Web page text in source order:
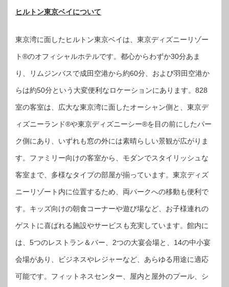
ヒルトン東京ベイについて
東京湾に面したヒルトン東京ベイは、東京ディズニーリゾー
ト®のオフィシャルホテルです。都心からわずか30分あま
り、リムジンバスで成田空港から約60分、および羽田空港か
らは約50分という大変便利なロケーションにあります。828
室の客室は、広大な東京湾に面したオーシャン側と、東京デ
ィズニーランド®や東京ディズニーシー®を目の前にしたパー
ク側にあり、いずれも窓の外には素晴らしい景観が広がりま
す。ファミリー向けの客室から、モダンでスタイリッシュな
客室まで、多様なタイプの部屋が揃っています。東京ディズ
ニーリゾート内に位置するため、両パークへの移動も便利で
す。キッズ向けの朝食コーナーや遊び場など、お子様連れの
ゲストに喜ばれる施設やサービスも充実しています。館内に
は、5つのレストラン＆バー、2つの大宴会場と、14の中小宴
会場があり、ビジネスやレジャーなど、あらゆる用途に適応
可能です。フィットネスセンター、屋内と屋外のプール、シ